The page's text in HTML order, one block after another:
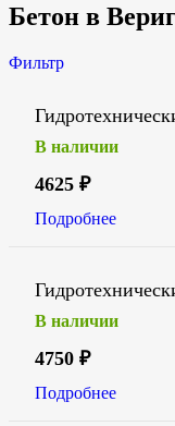
Бетон в
Фильтр
В наличии
4625 ₽
Подробнее
В наличии
4750 ₽
Подробнее